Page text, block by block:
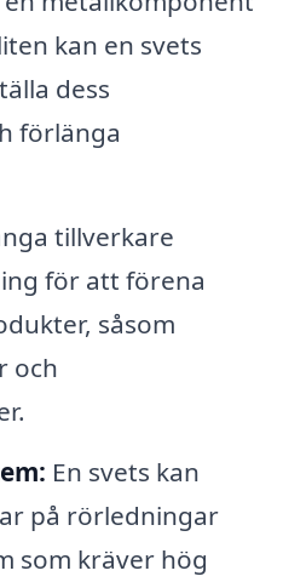
kan en svets
dess
förlänga
tillverkare
för att förena
såsom
och
En svets kan
på rörledningar
som kräver hög